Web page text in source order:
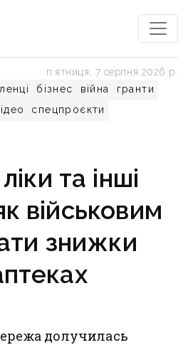
бізнес війна
гранти
спецпроєкти
пʼятниця, 7 серпня 2026 р.
та інші
військовим
знижки
долучилась